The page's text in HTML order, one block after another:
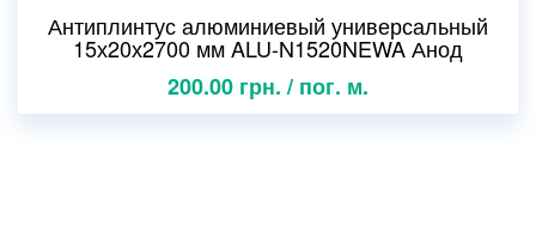
Антиплинтус алюминиевый универсальный
15х20х2700 мм ALU-N1520NEWA Анод
200.00 грн. / пог. м.